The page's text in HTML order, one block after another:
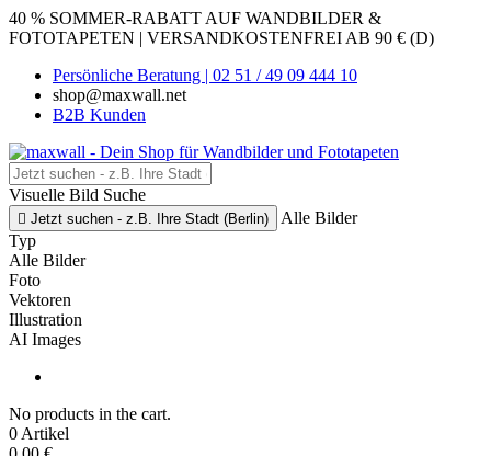
40 % SOMMER-RABATT AUF WANDBILDER &
FOTOTAPETEN | VERSANDKOSTENFREI AB 90 € (D)
Persönliche Beratung | 02 51 / 49 09 444 10
shop@maxwall.net
B2B Kunden
Visuelle Bild Suche
 Jetzt suchen - z.B. Ihre Stadt (Berlin)
Alle Bilder
Typ
Alle Bilder
Foto
Vektoren
Illustration
AI Images
No products in the cart.
0 Artikel